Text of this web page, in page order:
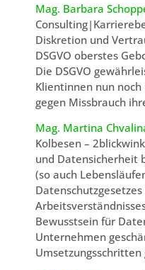
Mag. Barbara
Diskretion und
DSGVO oberstes
Die DSGVO
Klientinnen nun
gegen Missbrauch
Mag. Martina
Kolbesen –
und Datensicherheit
(so auch
Bewusstsein für
Unternehmen
Umsetzungsschritten